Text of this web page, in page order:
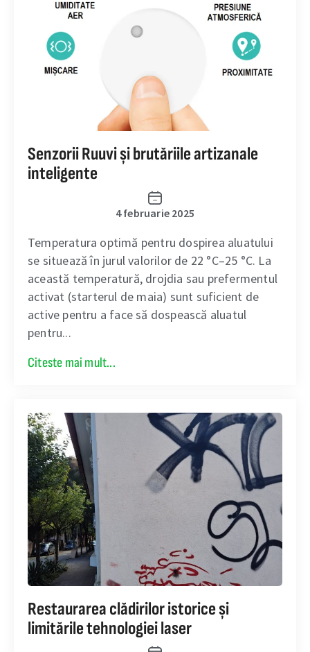
Senzorii Ruuvi și brutăriile artizanale
inteligente
4 februarie 2025
Temperatura optimă pentru dospirea aluatului
se situează în jurul valorilor de 22 °C–25 °C. La
această temperatură, drojdia sau prefermentul
activat (starterul de maia) sunt suficient de
active pentru a face să dospească aluatul
pentru...
Citeste mai mult...
Restaurarea clădirilor istorice și
limitările tehnologiei laser